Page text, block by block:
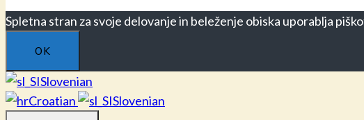
Spletna stran za svoje delovanje in beleženje obiska uporablja
OK
Slovenian
Croatian
Slovenian